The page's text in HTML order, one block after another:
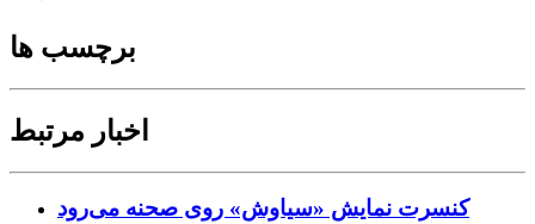
برچسب ها
اخبار مرتبط
کنسرت‌ نمایش «سیاوش» روی صحنه می‌رود